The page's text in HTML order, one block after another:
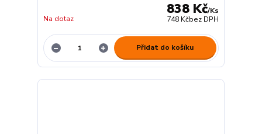
838 Kč/Ks
748 Kčbez DPH
Na dotaz
Přidat do košíku